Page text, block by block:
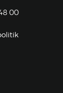
00